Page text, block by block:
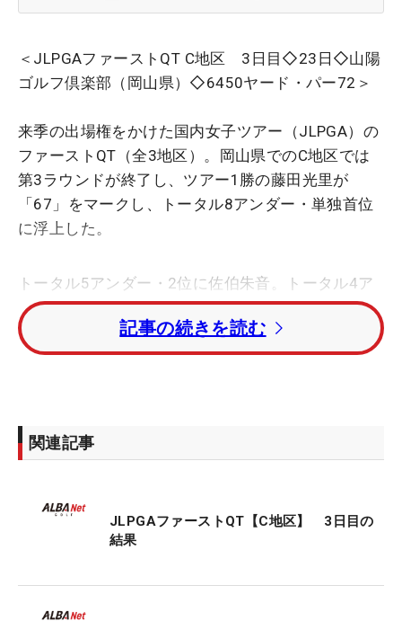
＜JLPGAファーストQT C地区 3日目◇23日◇山陽
ゴルフ倶楽部（岡山県）◇6450ヤード・パー72＞
来季の出場権をかけた国内女子ツアー（JLPGA）の
ファーストQT（全3地区）。岡山県でのC地区では
第3ラウンドが終了し、ツアー1勝の藤田光里が
「67」をマークし、トータル8アンダー・単独首位
に浮上した。
トータル5アンダー・2位に佐伯朱音。トータル4ア
ンダー・3位タイには比嘉真美子、上野菜々子、仲
村果乃、池ヶ谷瑠菜が続いた。
ともにトータル3オーバー・30位タイで3日目を終え
た。
プロキャディの栗永遼氏との結婚、出産を経て、ツ
アー復帰を目指す淺井咲希は「82」と振るわず。ト
ータル16オーバー・73位タイに沈んだ。
記事の続きを読む
関連記事
JLPGAファーストQT【C地区】 3日目の
結果